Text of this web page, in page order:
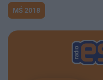
MŚ 2018